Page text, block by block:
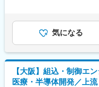
連絡は電話やメールだ
軽にご相談いただくこと
また最低月1回の月報の
※常駐先は大阪市内を想
へのアサイン可能性が高
含みます。）：家族手
安の金額であり、選考
(月額)は固定手当を含め
気になる
【大阪】組込・制御エ
医療・半導体開発／上